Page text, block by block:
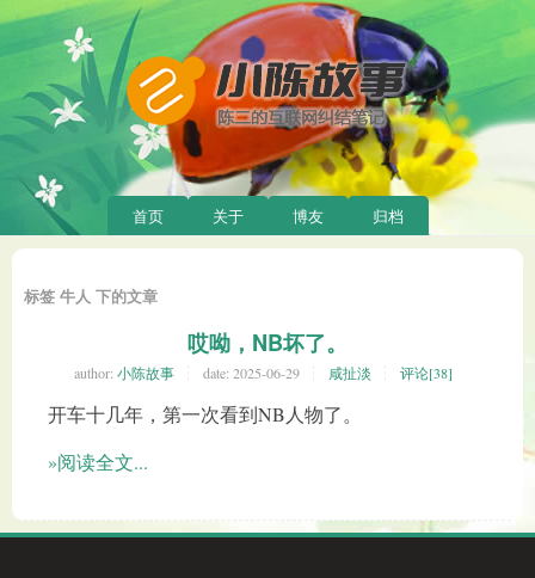
首页 关于 博友 归档
标签 牛人 下的文章
哎呦，NB坏了。
author: 小陈故事 date: 2025-06-29 咸扯淡 评论[38]
开车十几年，第一次看到NB人物了。
»阅读全文...